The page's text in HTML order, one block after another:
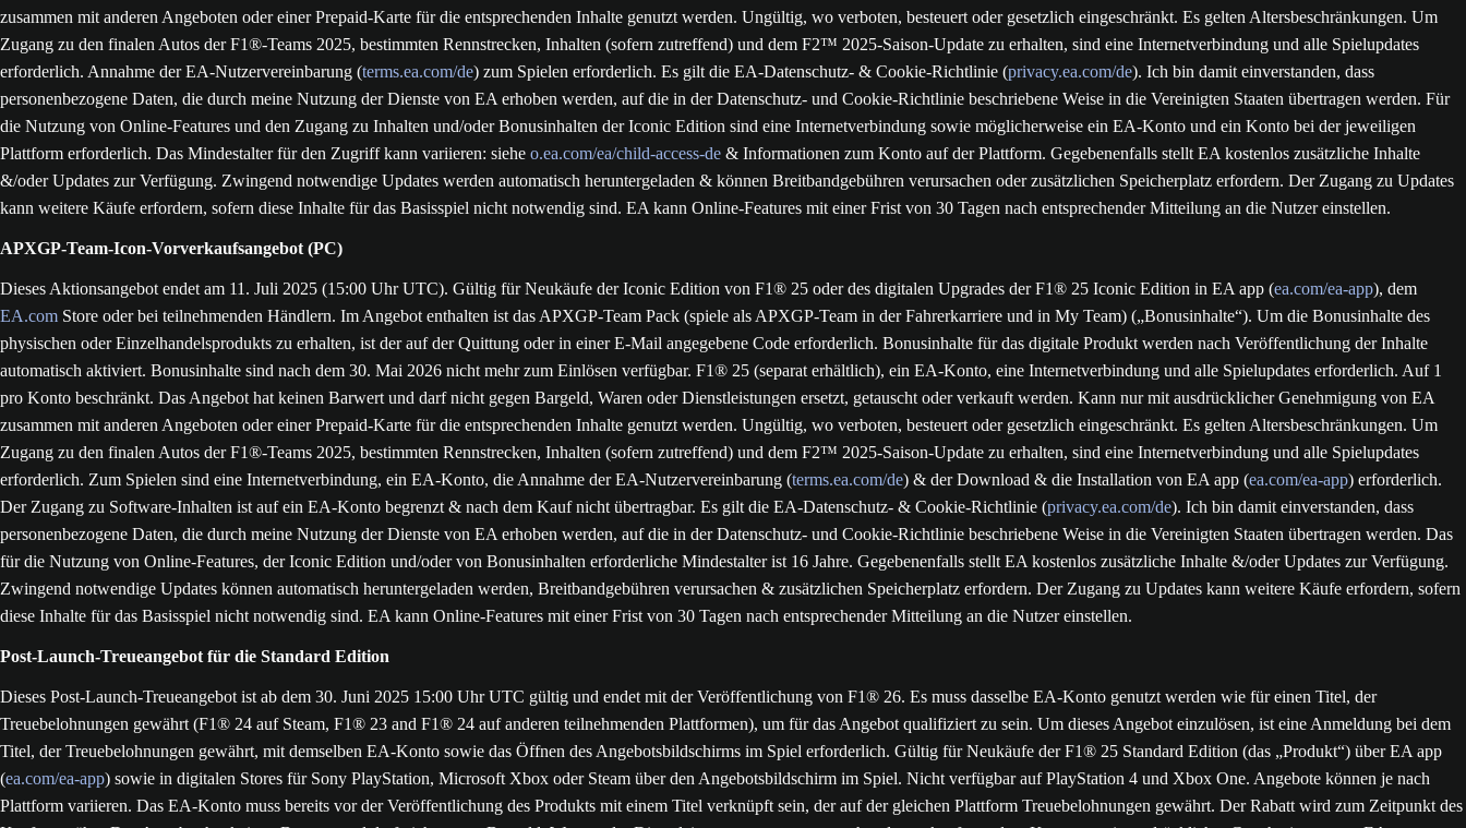
zusammen mit anderen Angeboten oder einer Prepaid-Karte für die entsprechenden Inhalte genutzt werden. Ungültig, wo verboten, besteuert oder gesetzlich eingeschränkt. Es gelten Altersbeschränkungen. Um
Zugang zu den finalen Autos der F1®-Teams 2025, bestimmten Rennstrecken, Inhalten (sofern zutreffend) und dem F2™ 2025-Saison-Update zu erhalten, sind eine Internetverbindung und alle Spielupdates
erforderlich. Annahme der EA-Nutzervereinbarung (terms.ea.com/de) zum Spielen erforderlich. Es gilt die EA-Datenschutz- & Cookie-Richtlinie (privacy.ea.com/de). Ich bin damit einverstanden, dass
personenbezogene Daten, die durch meine Nutzung der Dienste von EA erhoben werden, auf die in der Datenschutz- und Cookie-Richtlinie beschriebene Weise in die Vereinigten Staaten übertragen werden. Für
die Nutzung von Online-Features und den Zugang zu Inhalten und/oder Bonusinhalten der Iconic Edition sind eine Internetverbindung sowie möglicherweise ein EA-Konto und ein Konto bei der jeweiligen
Plattform erforderlich. Das Mindestalter für den Zugriff kann variieren: siehe o.ea.com/ea/child-access-de & Informationen zum Konto auf der Plattform. Gegebenenfalls stellt EA kostenlos zusätzliche Inhalte
&/oder Updates zur Verfügung. Zwingend notwendige Updates werden automatisch heruntergeladen & können Breitbandgebühren verursachen oder zusätzlichen Speicherplatz erfordern. Der Zugang zu Updates
kann weitere Käufe erfordern, sofern diese Inhalte für das Basisspiel nicht notwendig sind. EA kann Online-Features mit einer Frist von 30 Tagen nach entsprechender Mitteilung an die Nutzer einstellen.
APXGP-Team-Icon-Vorverkaufsangebot (PC)
Dieses Aktionsangebot endet am 11. Juli 2025 (15:00 Uhr UTC). Gültig für Neukäufe der Iconic Edition von F1® 25 oder des digitalen Upgrades der F1® 25 Iconic Edition in EA app (ea.com/ea-app), dem
EA.com Store oder bei teilnehmenden Händlern. Im Angebot enthalten ist das APXGP-Team Pack (spiele als APXGP-Team in der Fahrerkarriere und in My Team) („Bonusinhalte“). Um die Bonusinhalte des
physischen oder Einzelhandelsprodukts zu erhalten, ist der auf der Quittung oder in einer E-Mail angegebene Code erforderlich. Bonusinhalte für das digitale Produkt werden nach Veröffentlichung der Inhalte
automatisch aktiviert. Bonusinhalte sind nach dem 30. Mai 2026 nicht mehr zum Einlösen verfügbar. F1® 25 (separat erhältlich), ein EA-Konto, eine Internetverbindung und alle Spielupdates erforderlich. Auf 1
pro Konto beschränkt. Das Angebot hat keinen Barwert und darf nicht gegen Bargeld, Waren oder Dienstleistungen ersetzt, getauscht oder verkauft werden. Kann nur mit ausdrücklicher Genehmigung von EA
zusammen mit anderen Angeboten oder einer Prepaid-Karte für die entsprechenden Inhalte genutzt werden. Ungültig, wo verboten, besteuert oder gesetzlich eingeschränkt. Es gelten Altersbeschränkungen. Um
Zugang zu den finalen Autos der F1®-Teams 2025, bestimmten Rennstrecken, Inhalten (sofern zutreffend) und dem F2™ 2025-Saison-Update zu erhalten, sind eine Internetverbindung und alle Spielupdates
erforderlich. Zum Spielen sind eine Internetverbindung, ein EA-Konto, die Annahme der EA-Nutzervereinbarung (terms.ea.com/de) & der Download & die Installation von EA app (ea.com/ea-app) erforderlich.
Der Zugang zu Software-Inhalten ist auf ein EA-Konto begrenzt & nach dem Kauf nicht übertragbar. Es gilt die EA-Datenschutz- & Cookie-Richtlinie (privacy.ea.com/de). Ich bin damit einverstanden, dass
personenbezogene Daten, die durch meine Nutzung der Dienste von EA erhoben werden, auf die in der Datenschutz- und Cookie-Richtlinie beschriebene Weise in die Vereinigten Staaten übertragen werden. Das
für die Nutzung von Online-Features, der Iconic Edition und/oder von Bonusinhalten erforderliche Mindestalter ist 16 Jahre. Gegebenenfalls stellt EA kostenlos zusätzliche Inhalte &/oder Updates zur Verfügung.
Zwingend notwendige Updates können automatisch heruntergeladen werden, Breitbandgebühren verursachen & zusätzlichen Speicherplatz erfordern. Der Zugang zu Updates kann weitere Käufe erfordern, sofern
diese Inhalte für das Basisspiel nicht notwendig sind. EA kann Online-Features mit einer Frist von 30 Tagen nach entsprechender Mitteilung an die Nutzer einstellen.
Post-Launch-Treueangebot für die Standard Edition
Dieses Post-Launch-Treueangebot ist ab dem 30. Juni 2025 15:00 Uhr UTC gültig und endet mit der Veröffentlichung von F1® 26. Es muss dasselbe EA-Konto genutzt werden wie für einen Titel, der
Treuebelohnungen gewährt (F1® 24 auf Steam, F1® 23 and F1® 24 auf anderen teilnehmenden Plattformen), um für das Angebot qualifiziert zu sein. Um dieses Angebot einzulösen, ist eine Anmeldung bei dem
Titel, der Treuebelohnungen gewährt, mit demselben EA-Konto sowie das Öffnen des Angebotsbildschirms im Spiel erforderlich. Gültig für Neukäufe der F1® 25 Standard Edition (das „Produkt“) über EA app
(ea.com/ea-app) sowie in digitalen Stores für Sony PlayStation, Microsoft Xbox oder Steam über den Angebotsbildschirm im Spiel. Nicht verfügbar auf PlayStation 4 und Xbox One. Angebote können je nach
Plattform variieren. Das EA-Konto muss bereits vor der Veröffentlichung des Produkts mit einem Titel verknüpft sein, der auf der gleichen Plattform Treuebelohnungen gewährt. Der Rabatt wird zum Zeitpunkt des